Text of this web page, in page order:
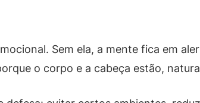
Sem ela, a mente fica em
o corpo e a cabeça estão,